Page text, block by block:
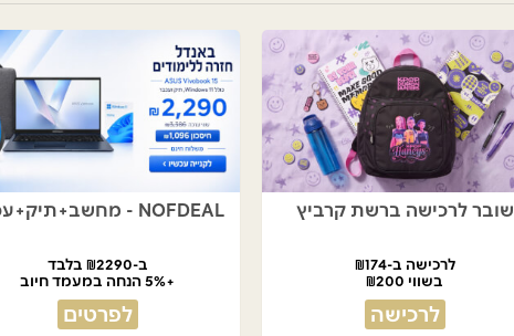
NOFDEAL - מחשב+תיק+עכבר
ב-₪2290 בלבד
+5% הנחה במעמד חיוב
לפרטים
שובר לרכישה ברשת קרביץ
לרכישה ב-₪174
בשווי ₪200
לרכישה